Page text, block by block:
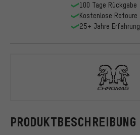
PRODUKTBESCHREIBUNG
100 Tage Rückgabe
Kostenlose Retoure
25+ Jahre Erfahrung